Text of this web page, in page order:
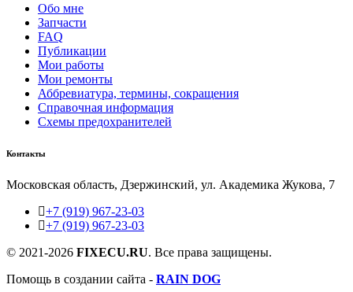
Обо мне
Запчасти
FAQ
Публикации
Мои работы
Мои ремонты
Аббревиатура, термины, сокращения
Справочная информация
Схемы предохранителей
Контакты
Московская область, Дзержинский, ул. Академика Жукова, 7
+7 (919) 967-23-03
+7 (919) 967-23-03
© 2021-2026 FIXECU.RU. Все права защищены.
Помощь в создании сайта - RAIN DOG